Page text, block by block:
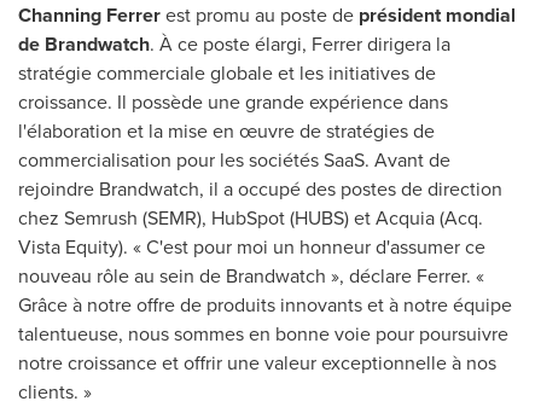
Channing Ferrerest promu au poste de président mondial
de Brandwatch. À ce poste élargi, Ferrer dirigera la
stratégie commerciale globale et les initiatives de
croissance. Il possède une grande expérience dans
l'élaboration et la mise en œuvre de stratégies de
commercialisation pour les sociétés SaaS. Avant de
rejoindre Brandwatch, il a occupé des postes de direction
chez Semrush (SEMR), HubSpot (HUBS) et Acquia (Acq.
Vista Equity). « C'est pour moi un honneur d'assumer ce
nouveau rôle au sein de Brandwatch », déclare Ferrer. «
Grâce à notre offre de produits innovants et à notre équipe
talentueuse, nous sommes en bonne voie pour poursuivre
notre croissance et offrir une valeur exceptionnelle à nos
clients. »